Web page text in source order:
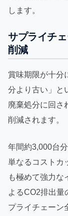
します。
サプライチ
削減
賞味期限が十分
分より古い」と
廃棄処分に回さ
削減されます。
年間約3,000台
単なるコストカ
も極めて強力な
よるCO2排出量
プライチェーン